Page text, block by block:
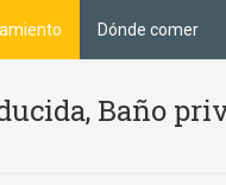
Dónde comer
Baño